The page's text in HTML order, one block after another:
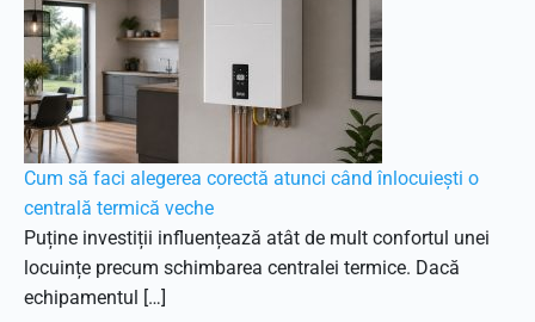
Cum să faci alegerea corectă atunci când înlocuiești o
centrală termică veche
Puține investiții influențează atât de mult confortul unei
locuințe precum schimbarea centralei termice. Dacă
echipamentul […]